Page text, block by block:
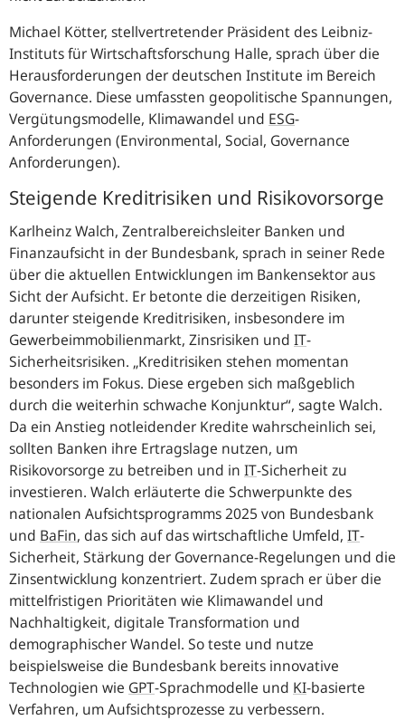
Michael Kötter, stellvertretender Präsident des Leibniz-
Instituts für Wirtschaftsforschung Halle, sprach über die
Herausforderungen der deutschen Institute im Bereich
Governance. Diese umfassten geopolitische Spannungen,
Vergütungsmodelle, Klimawandel und ESG-
Anforderungen (Environmental, Social, Governance
Anforderungen).
Steigende Kreditrisiken und Risikovorsorge
Karlheinz Walch, Zentralbereichsleiter Banken und
Finanzaufsicht in der Bundesbank, sprach in seiner Rede
über die aktuellen Entwicklungen im Bankensektor aus
Sicht der Aufsicht. Er betonte die derzeitigen Risiken,
darunter steigende Kreditrisiken, insbesondere im
Gewerbeimmobilienmarkt, Zinsrisiken und IT-
Sicherheitsrisiken. Kreditrisiken stehen momentan
besonders im Fokus. Diese ergeben sich maßgeblich
durch die weiterhin schwache Konjunktur , sagte Walch.
Da ein Anstieg notleidender Kredite wahrscheinlich sei,
sollten Banken ihre Ertragslage nutzen, um
Risikovorsorge zu betreiben und in IT-Sicherheit zu
investieren. Walch erläuterte die Schwerpunkte des
nationalen Aufsichtsprogramms 2025 von Bundesbank
und BaFin, das sich auf das wirtschaftliche Umfeld, IT-
Sicherheit, Stärkung der Governance-Regelungen und die
Zinsentwicklung konzentriert. Zudem sprach er über die
mittelfristigen Prioritäten wie Klimawandel und
Nachhaltigkeit, digitale Transformation und
demographischer Wandel. So teste und nutze
beispielsweise die Bundesbank bereits innovative
Technologien wie GPT-Sprachmodelle und KI-basierte
Verfahren, um Aufsichtsprozesse zu verbessern.